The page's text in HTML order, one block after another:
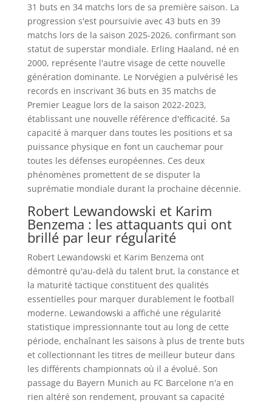
31 buts en 34 matchs lors de sa première saison. La
progression s'est poursuivie avec 43 buts en 39
matchs lors de la saison 2025-2026, confirmant son
statut de superstar mondiale. Erling Haaland, né en
2000, représente l'autre visage de cette nouvelle
génération dominante. Le Norvégien a pulvérisé les
records en inscrivant 36 buts en 35 matchs de
Premier League lors de la saison 2022-2023,
établissant une nouvelle référence d'efficacité. Sa
capacité à marquer dans toutes les positions et sa
puissance physique en font un cauchemar pour
toutes les défenses européennes. Ces deux
phénomènes promettent de se disputer la
suprématie mondiale durant la prochaine décennie.
Robert Lewandowski et Karim
Benzema : les attaquants qui ont
brillé par leur régularité
Robert Lewandowski et Karim Benzema ont
démontré qu'au-delà du talent brut, la constance et
la maturité tactique constituent des qualités
essentielles pour marquer durablement le football
moderne. Lewandowski a affiché une régularité
statistique impressionnante tout au long de cette
période, enchaînant les saisons à plus de trente buts
et collectionnant les titres de meilleur buteur dans
les différents championnats où il a évolué. Son
passage du Bayern Munich au FC Barcelone n'a en
rien altéré son rendement, prouvant sa capacité